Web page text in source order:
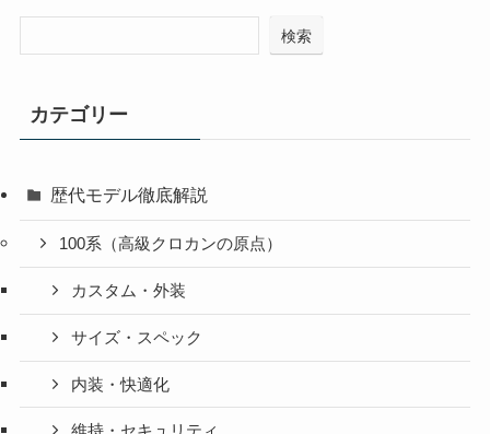
検索
カテゴリー
歴代モデル徹底解説
100系（高級クロカンの原点）
カスタム・外装
サイズ・スペック
内装・快適化